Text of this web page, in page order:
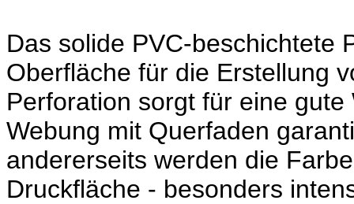
Das solide PVC-beschichtete
Oberfläche für die Erstellung
Perforation sorgt für eine
Webung mit Querfaden
andererseits werden die
Druckfläche - besonders